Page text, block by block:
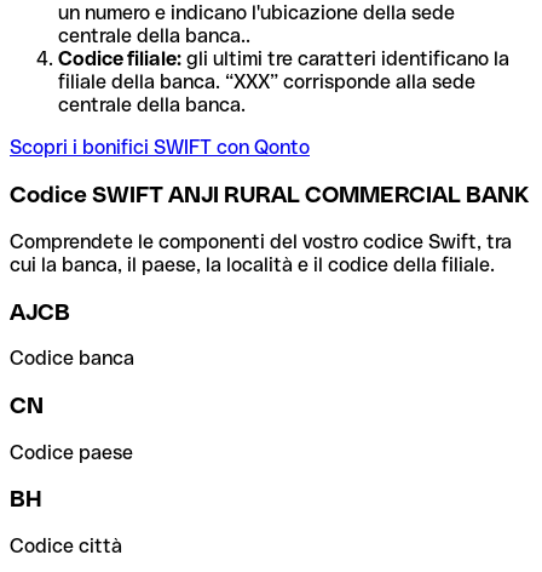
un numero e indicano l'ubicazione della sede
centrale della banca..
Codice filiale: gli ultimi tre caratteri identificano la
filiale della banca. “XXX” corrisponde alla sede
centrale della banca.
Scopri i bonifici SWIFT con Qonto
Codice SWIFT ANJI RURAL COMMERCIAL BANK
Comprendete le componenti del vostro codice Swift, tra
cui la banca, il paese, la località e il codice della filiale.
AJCB
Codice banca
CN
Codice paese
BH
Codice città